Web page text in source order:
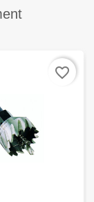
favorite_border